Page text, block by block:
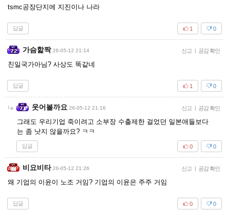
tsmc공장단지에 지진이나 나라
답글 0
1
가슴핥짝 26-05-12 21:14 신고 | 공감 확인
친일국가아님? 사상도 똑같네
답글 0
1
웃어볼까요 26-05-12 21:16 신고 | 공감 확인
그래도 우리기업 죽이려고 소부장 수출제한 걸었던 일본애들보다
는 좀 낫지 않을까요? ㅋㅋ
답글 0
0
비요비타 26-05-12 21:26 신고 | 공감 확인
왜 기업의 이윤이 노조 거임? 기업의 이윤은 주주 거임
답글 0
0